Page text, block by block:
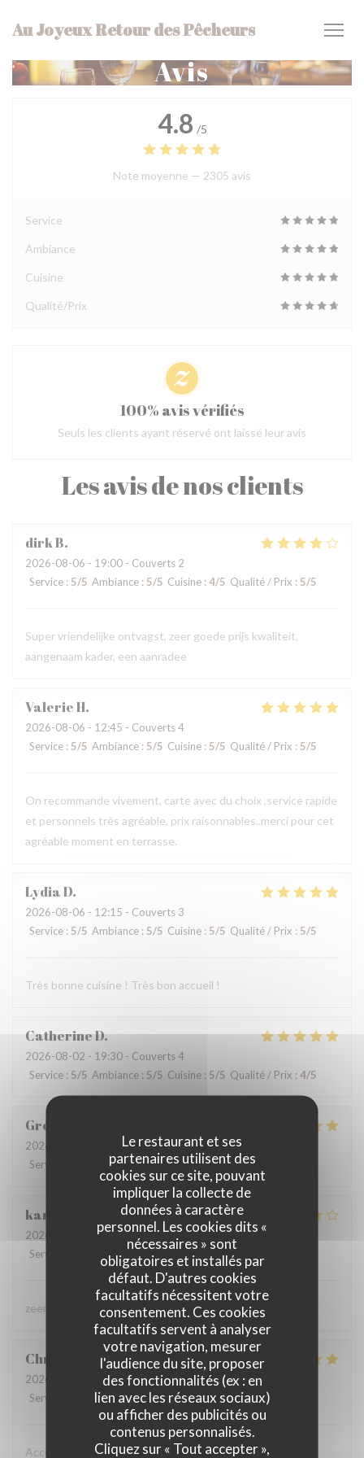
Le restaurant et ses
partenaires utilisent des
cookies sur ce site, pouvant
impliquer la collecte de
données à caractère
personnel. Les cookies dits «
nécessaires » sont
obligatoires et installés par
défaut. D'autres cookies
facultatifs nécessitent votre
consentement. Ces cookies
facultatifs servent à analyser
votre navigation, mesurer
l'audience du site, proposer
des fonctionnalités (ex : en
lien avec les réseaux sociaux)
ou afficher des publicités ou
contenus personnalisés.
Cliquez sur « Tout accepter »,
Au Joyeux Retour des Pêcheurs
Avis
Les avis de nos clients
dirkB
2026-08-06 - 19:00 - Couverts 2
Service : 5/5 Ambiance : 5/5 Cuisine : 4/5 Qualité / Prix : 5/5
Super vriendelijke ontvagst, zeer goede prijs kwaliteit,
aangenaam kader, een aanradee
ValerieH
2026-08-06 - 12:45 - Couverts 4
Service : 5/5 Ambiance : 5/5 Cuisine : 5/5 Qualité / Prix : 5/5
On recommande vivement, carte avec du choix ,service rapide
et personnels très agréable, prix raisonnables..merci pour cet
agréable moment en terrasse.
LydiaD
2026-08-06 - 12:15 - Couverts 3
Service : 5/5 Ambiance :5/5 Cuisine : 5/5 Qualité / Prix :5/5
Très bonne cuisine ! Très bon accueil !
CatherineD
2026-08-02 - 19:30 - Couverts 4
Service : 5/5 Ambiance : 5/5 Cuisine : 5/5 Qualité / Prix : 4/5
Grégory
2026-08-02
- 12:30 - Couverts 2
Service
Ambiance: 5/5 Cuisine:5/5 Qualité / Prix
karolien
2026-07-31
- 19:45 - Couverts 4
Service
Ambiance : 4/5 Cuisine 4 /5 Qualité / Prix
zeer lekker gegeten, zeer vriendelijke bediening
Christine
2026-08-02
- 19:15 - Couverts 2
Service
Ambiance: /5 Cuisine: 5/5 Qualité / Prix
Accueil chaleureux , professionnel
4.8 /5
Note moyenne — 2305 avis
Service
Ambiance
Cuisine
Qualité/Prix
100% avis vérifiés
Seuls les clients ayant réservé ont laissé leur avis